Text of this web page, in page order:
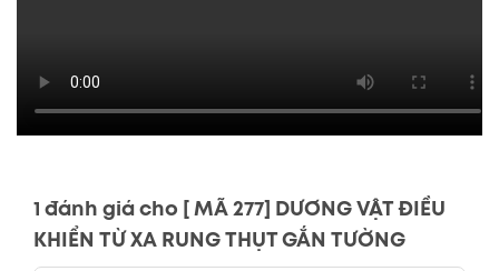
1 đánh giá cho [ MÃ 277] DƯƠNG VẬT ĐIỀU
KHIỂN TỪ XA RUNG THỤT GẮN TƯỜNG